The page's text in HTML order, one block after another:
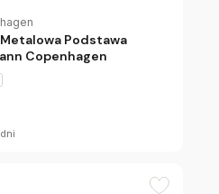
Podstawa
Copenhagen